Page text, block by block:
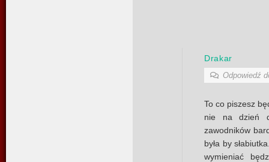
Drakar
Odpowiedź
To co piszesz
nie na dzień
zawodników
była by
wymieniać